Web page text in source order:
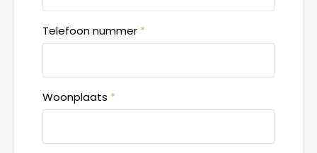
Telefoon nummer *
Woonplaats *